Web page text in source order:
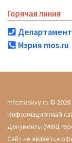
Горячая линия
Мэрия mos.ru
mfcmoskvy.ru © 2026
Информационный
Документы (МФЦ
Сайт не является